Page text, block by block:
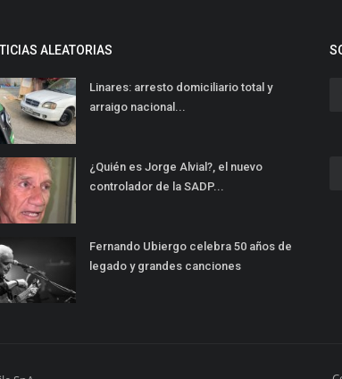
ALEATORIAS
Linares: arresto domiciliario total y
arraigo nacional...
¿Quién es Jorge Alvial?, el nuevo
controlador de la SADP...
Fernando Ubiergo celebra 50 años de
legado y grandes canciones